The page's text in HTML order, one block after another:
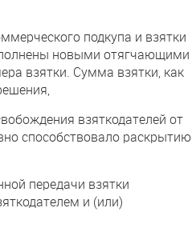
подкупа и взятки
новыми отягчающими
взятки. Сумма взятки, как
взяткодателей от
способствовало раскрытию
передачи взятки
и (или)